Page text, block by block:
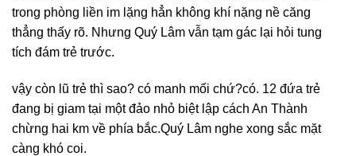
trong phòng liền im lặng hẳn không khí nặng nề căng
thẳng thấy rõ. Nhưng Quý Lâm vẫn tạm gác lại hỏi tung
tích đám trẻ trước.
vậy còn lũ trẻ thì sao? có manh mối chứ? có. 12 đứa trẻ
đang bị giam tại một đảo nhỏ biệt lập cách An Thành
chừng hai km về phía bắc.Quý Lâm nghe xong sắc mặt
càng khó coi.